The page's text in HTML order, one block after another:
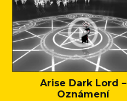
Arise Dark Lord –
Oznámení